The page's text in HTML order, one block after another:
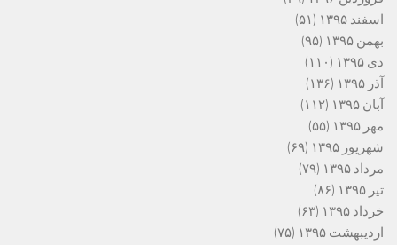
اسفند ۱۳۹۵
(۵۱)
بهمن ۱۳۹۵
(۹۵)
دی ۱۳۹۵
(۱۱۰)
آذر ۱۳۹۵
(۱۳۶)
آبان ۱۳۹۵
(۱۱۲)
مهر ۱۳۹۵
(۵۵)
شهریور ۱۳۹۵
(۶۹)
مرداد ۱۳۹۵
(۷۹)
تیر ۱۳۹۵
(۸۶)
خرداد ۱۳۹۵
(۶۳)
اردیبهشت ۱۳۹۵
(۷۵)